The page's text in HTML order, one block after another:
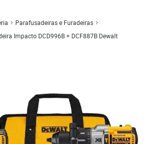
Parafusadeiras e Furadeiras
Impacto DCD996B + DCF887B Dewalt